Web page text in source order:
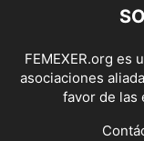
FEMEXER.org es
asociaciones
favor de las